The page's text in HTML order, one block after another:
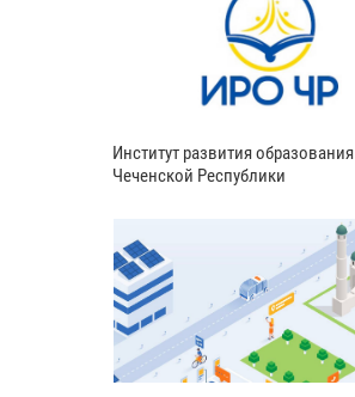
Институт развития образования
Чеченской Республики